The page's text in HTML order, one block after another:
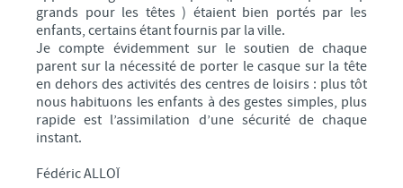
grands pour les têtes ) étaient bien portés par les
enfants, certains étant fournis par la ville.
Je compte évidemment sur le soutien de chaque
parent sur la nécessité de porter le casque sur la tête
en dehors des activités des centres de loisirs : plus tôt
nous habituons les enfants à des gestes simples, plus
rapide est l’assimilation d’une sécurité de chaque
instant.
Fédéric ALLOÏ